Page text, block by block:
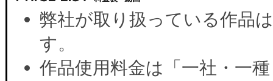
弊社が取り扱っている作品
す。
作品使用料金は「一社・一